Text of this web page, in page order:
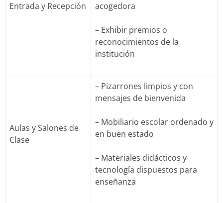
Entrada y Recepción
acogedora
– Exhibir premios o
reconocimientos de la
institución
Aulas y Salones de
Clase
– Pizarrones limpios y con
mensajes de bienvenida
– Mobiliario escolar ordenado y
en buen estado
– Materiales didácticos y
tecnología dispuestos para
enseñanza